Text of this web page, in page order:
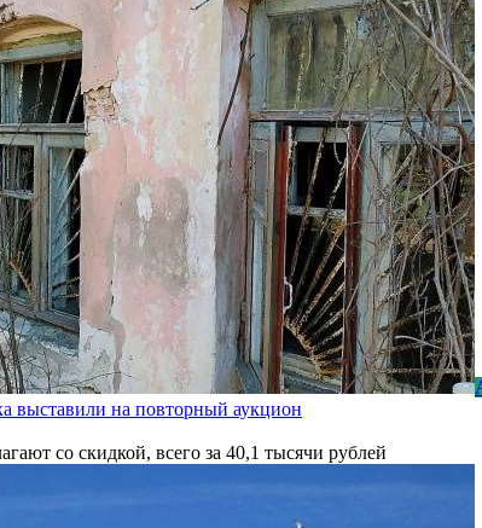
выставили на повторный аукцион
со скидкой, всего за 40,1 тысячи рублей